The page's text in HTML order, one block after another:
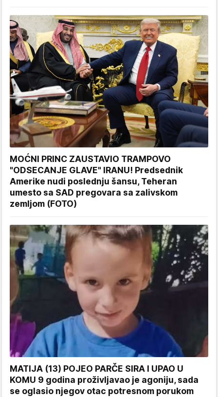
MOĆNI PRINC ZAUSTAVIO TRAMPOVO
"ODSECANJE GLAVE" IRANU! Predsednik
Amerike nudi poslednju šansu, Teheran
umesto sa SAD pregovara sa zalivskom
zemljom (FOTO)
MATIJA (13) POJEO PARČE SIRA I UPAO U
KOMU 9 godina proživljavao je agoniju, sada
se oglasio njegov otac potresnom porukom